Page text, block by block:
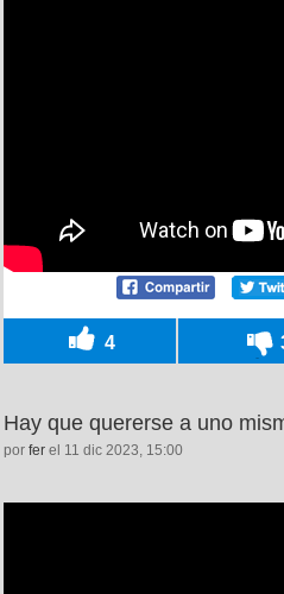
4
Hay que quererse a uno
por fer el 11 dic 2023, 15:00